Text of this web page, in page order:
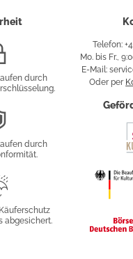
Verschlüsselung
durch
durch
Käuferschutz
abgesichert.
Telefon:
Mo. bis Fr.,
E-Mail:
Oder per